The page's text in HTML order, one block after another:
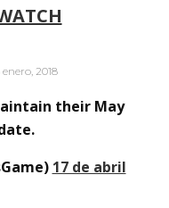
enero, 2018
their May
17 de abril